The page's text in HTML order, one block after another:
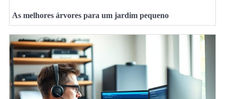
As melhores árvores para um jardim pequeno